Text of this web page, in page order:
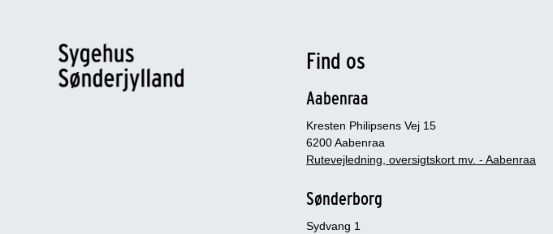
Find os
Aabenraa
Kresten Philipsens Vej 15
6200 Aabenraa
Rutevejledning, oversigtskort mv. - Aabenraa
Sønderborg
Sydvang 1